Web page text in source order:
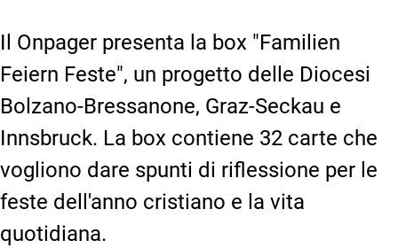
Il Onpager presenta la box "Familien
Feiern Feste", un progetto delle Diocesi
Bolzano-Bressanone, Graz-Seckau e
Innsbruck. La box contiene 32 carte che
vogliono dare spunti di riflessione per le
feste dell'anno cristiano e la vita
quotidiana.